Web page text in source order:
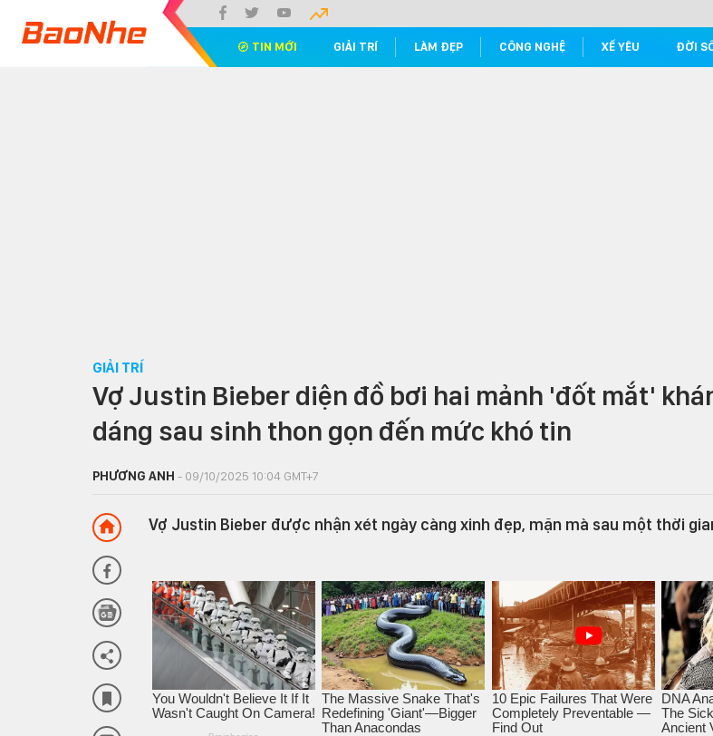
TIN MỚI GIẢI TRÍ LÀM ĐẸP CÔNG NGHỆ XẾ YÊU ĐỜI
GIẢI TRÍ
Vợ Justin Bieber diện đồ bơi hai mảnh 'đốt mắt'
dáng sau sinh thon gọn đến mức khó tin
PHƯƠNG ANH - 09/10/2025 10:04 GMT+7
Vợ Justin Bieber được nhận xét ngày càng xinh đẹp, mặn mà sau một thời